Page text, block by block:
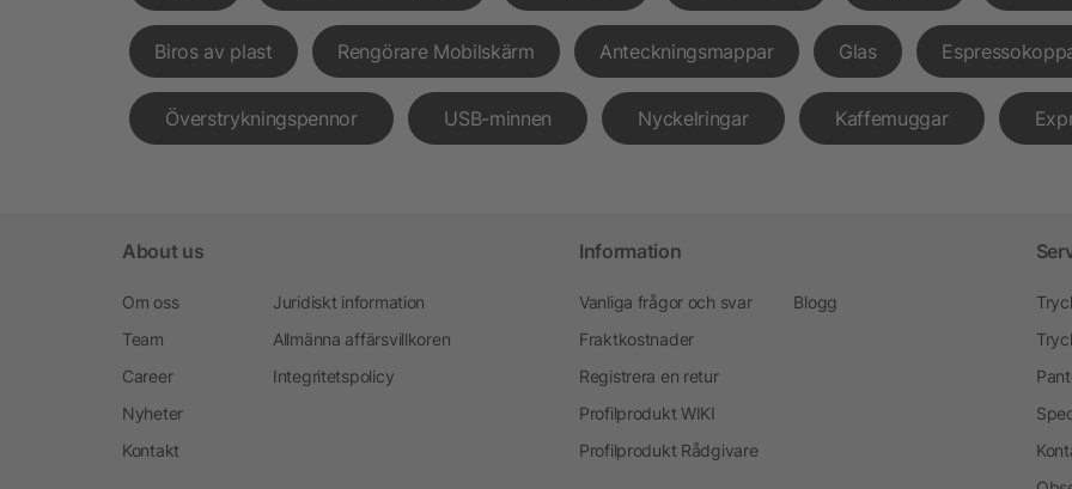
Biros av plast Rengörare Mobilskärm Anteckningsmappar Glas
Överstrykningspennor USB-minnen Nyckelringar Kaffemuggar
About us
Om oss
Team
Career
Nyheter
Kontakt
Juridiskt information
Allmänna affärsvillkoren
Integritetspolicy
Information
Vanliga frågor och svar
Fraktkostnader
Registrera en retur
Profilprodukt WIKI
Profilprodukt Rådgivare
Blogg